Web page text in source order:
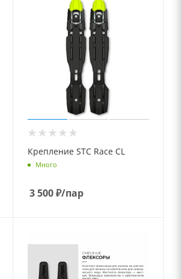
Крепление STC Race CL
Много
3 500₽/пар